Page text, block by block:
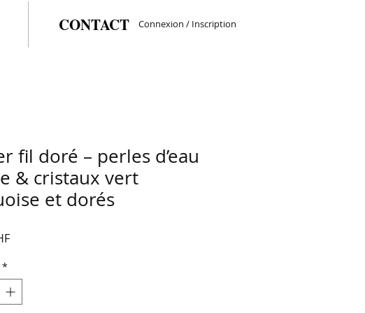
CONTACT Connexion / Inscription
fil doré – perles d’eau
& cristaux vert
et dorés
Prix
*